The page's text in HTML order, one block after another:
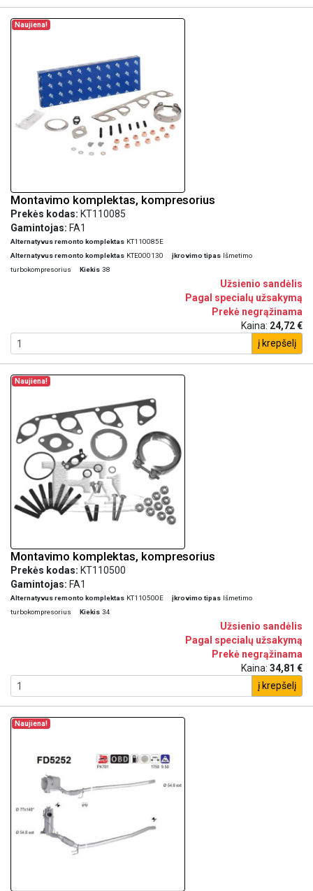
Naujiena!
Montavimo komplektas, kompresorius
Prekės kodas: KT110085
Gamintojas: FA1
Alternatyvus remonto komplektas KT110085E
Alternatyvus remonto komplektas KTE000130 įkrovimo tipas Išmetimo
turbokompresorius
Kiekis 38
Užsienio sandėlis
Pagal specialų užsakymą
Prekė negrąžinama
Kaina: 24,72 €
į krepšelį
Naujiena!
Montavimo komplektas, kompresorius
Prekės kodas: KT110500
Gamintojas: FA1
Alternatyvus remonto komplektas KT110500E įkrovimo tipas Išmetimo
turbokompresorius
Kiekis 34
Užsienio sandėlis
Pagal specialų užsakymą
Prekė negrąžinama
Kaina: 34,81 €
į krepšelį
Naujiena!